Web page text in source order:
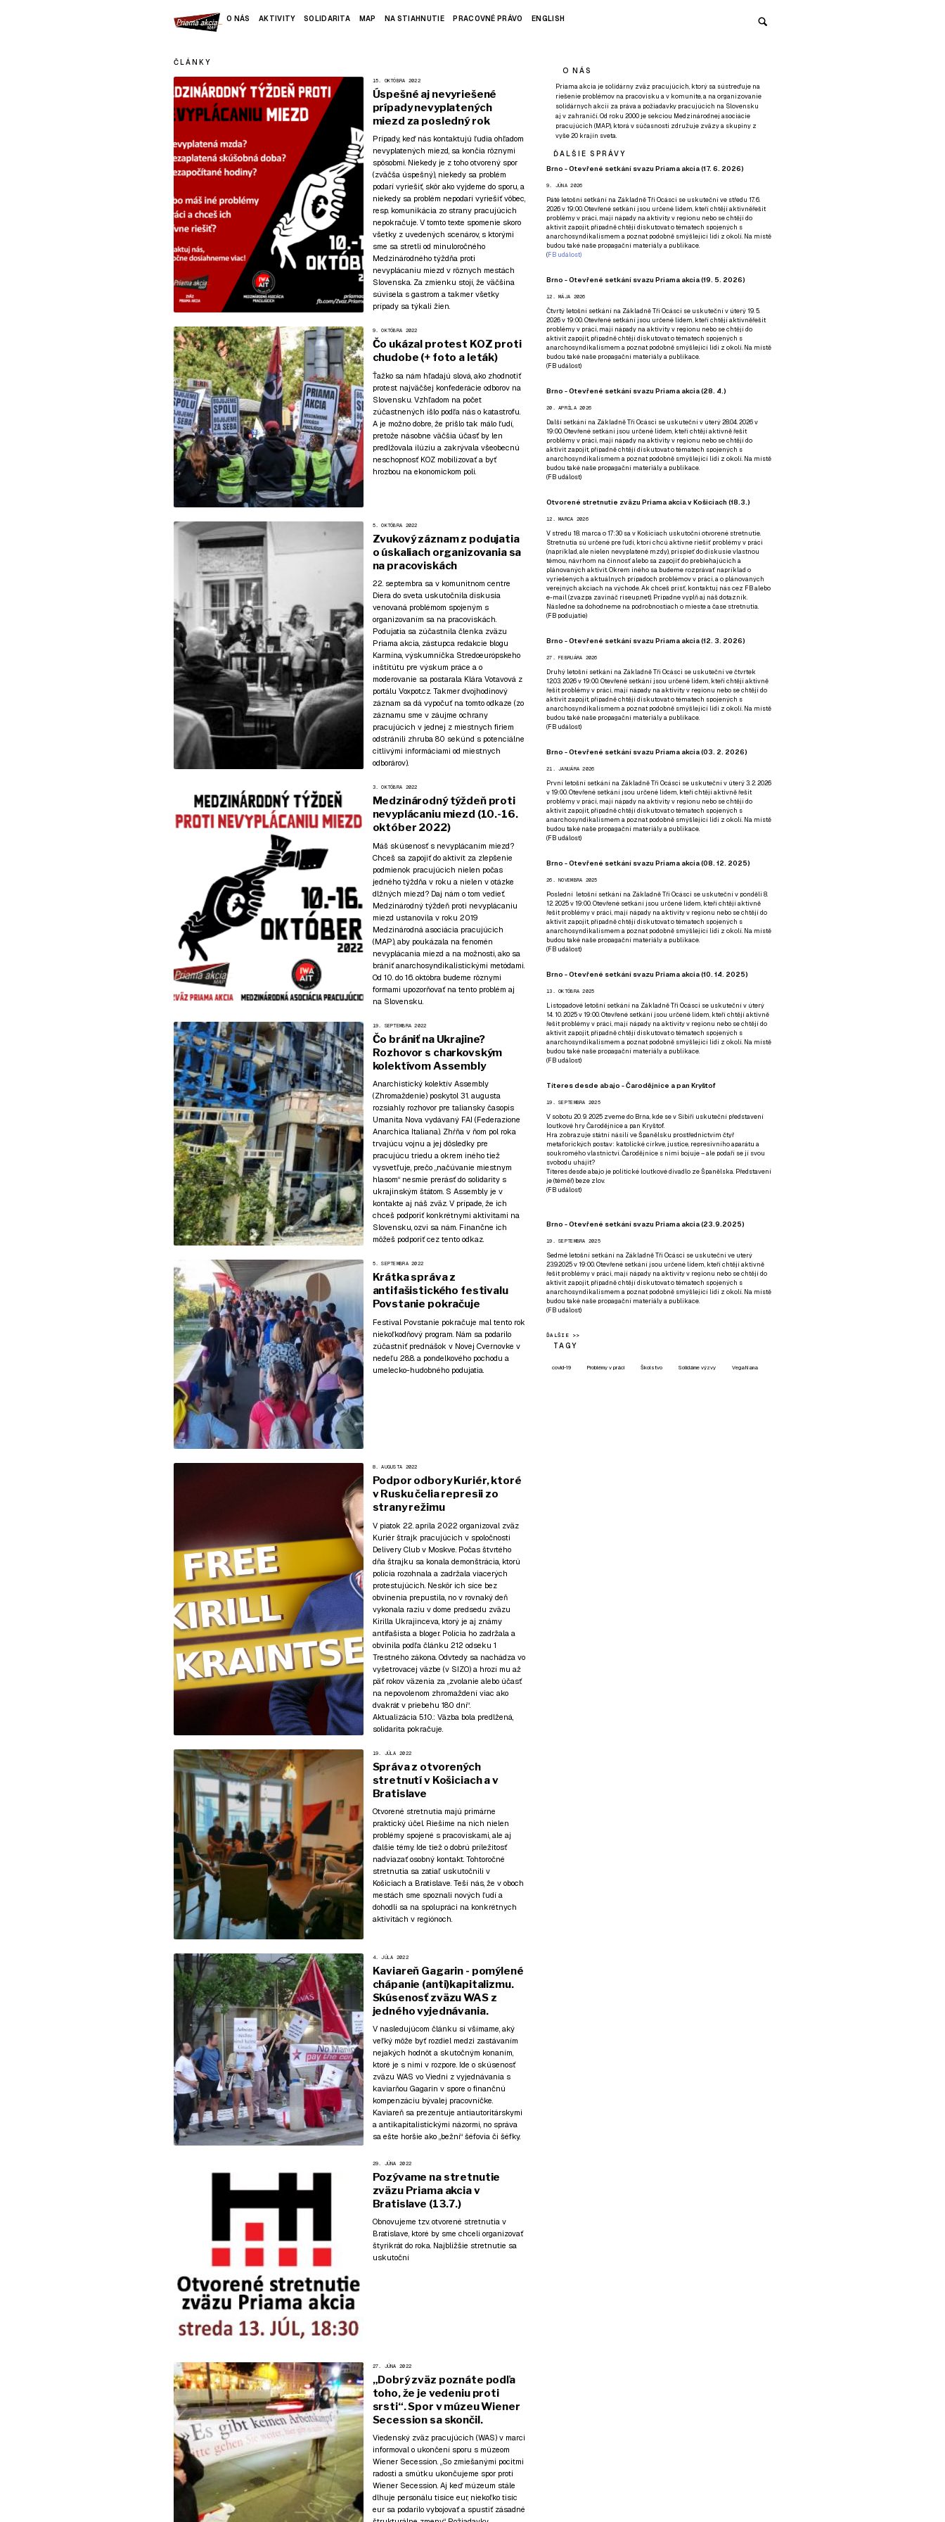
O NÁS AKTIVITY SOLIDARITA MAP NA STIAHNUTIE PRACOVNÉ PRÁVO ENGLISH
ČLÁNKY
15. OKTÓBRA 2022
Úspešné aj nevyriešené
prípady nevyplatených
miezd za posledný rok
Prípady, keď nás kontaktujú ľudia ohľadom
nevyplatených miezd, sa končia rôznymi
spôsobmi. Niekedy je z toho otvorený spor
(zväčša úspešný), niekedy sa problém
podarí vyriešiť, skôr ako vyjdeme do sporu, a
niekedy sa problém nepodarí vyriešiť vôbec,
resp. komunikácia zo strany pracujúcich
nepokračuje. V tomto texte spomenie skoro
všetky z uvedených scenárov, s ktorými
sme sa stretli od minuloročného
Medzinárodného týždňa proti
nevyplácaniu miezd v rôznych mestách
Slovenska. Za zmienku stojí, že väčšina
súvisela s gastrom a takmer všetky
prípady sa týkali žien.
9. OKTÓBRA 2022
Čo ukázal protest KOZ proti
chudobe (+ foto a leták)
Ťažko sa nám hľadajú slová, ako zhodnotiť
protest najväčšej konfederácie odborov na
Slovensku. Vzhľadom na počet
zúčastnených išlo podľa nás o katastrofu.
A je možno dobre, že prišlo tak málo ľudí,
pretože násobne väčšia účasť by len
predlžovala ilúziu a zakrývala všeobecnú
neschopnosť KOZ mobilizovať a byť
hrozbou na ekonomickom poli.
5. OKTÓBRA 2022
Zvukový záznam z podujatia
o úskaliach organizovania sa
na pracoviskách
22. septembra sa v komunitnom centre
Diera do sveta uskutočnila diskusia
venovaná problémom spojeným s
organizovaním sa na pracoviskách.
Podujatia sa zúčastnila členka zväzu
Priama akcia, zástupca redakcie blogu
Karmína, výskumníčka Stredoeurópskeho
inštitútu pre výskum práce a o
moderovanie sa postarala Klára Votavová z
portálu Voxpot.cz. Takmer dvojhodinový
záznam sa dá vypočuť na tomto odkaze (zo
záznamu sme v záujme ochrany
pracujúcich v jednej z miestnych firiem
odstránili zhruba 80 sekúnd s potenciálne
citlivými informáciami od miestnych
odborárov).
3. OKTÓBRA 2022
Medzinárodný týždeň proti
nevyplácaniu miezd (10.-16.
október 2022)
Máš skúsenosť s nevyplácaním miezd?
Chceš sa zapojiť do aktivít za zlepšenie
podmienok pracujúcich nielen počas
jedného týždňa v roku a nielen v otázke
dlžných miezd? Daj nám o tom vedieť.
Medzinárodný týždeň proti nevyplácaniu
miezd ustanovila v roku 2019
Medzinárodná asociácia pracujúcich
(MAP), aby poukázala na fenomén
nevyplácania miezd a na možnosti, ako sa
brániť anarchosyndikalistickými metódami.
Od 10. do 16. októbra budeme rôznymi
formami upozorňovať na tento problém aj
na Slovensku.
19. SEPTEMBRA 2022
Čo brániť na Ukrajine?
Rozhovor s charkovským
kolektívom Assembly
Anarchistický kolektív Assembly
(Zhromaždenie) poskytol 31. augusta
rozsiahly rozhovor pre taliansky časopis
Umanita Novavydávaný FAI (Federazione
Anarchica Italiana). Zhŕňa v ňom pol roka
trvajúcu vojnu a jej dôsledky pre
pracujúcu triedu a okrem iného tiež
vysvetľuje, prečo „načúvanie miestnym
hlasom“ nesmie prerásť do solidarity s
ukrajinským štátom. S Assembly je v
kontakte aj náš zväz. V prípade, že ich
chceš podporiť konkrétnymi aktivitami na
Slovensku, ozvi sa nám. Finančne ich
môžeš podporiťcez tento odkaz.
5. SEPTEMBRA 2022
Krátka správa z
antifašistického festivalu
Povstanie pokračuje
Festival Povstanie pokračuje mal tento rok
niekoľkodňový program . Nám sa podarilo
zúčastniť prednášok v Novej Cvernovke v
nedeľu 28.8. a pondelkového pochodu a
umelecko-hudobného podujatia.
8. AUGUSTA 2022
Podpor odbory Kuriér, ktoré
v Rusku čelia represii zo
strany režimu
V piatok 22. apríla 2022 organizoval zväz
Kuriér štrajk pracujúcich v spoločnosti
Delivery Club v Moskve. Počas štvrtého
dňa štrajku sa konala demonštrácia, ktorú
polícia rozohnala a zadržala viacerých
protestujúcich. Neskôr ich síce bez
obvinenia prepustila, no v rovnaký deň
vykonala raziu v dome predsedu zväzu
Kirilla Ukrajinceva, ktorý je aj známy
antifašista a bloger. Polícia ho zadržala a
obvinila podľa článku 212 odseku 1
Trestného zákona. Odvtedy sa nachádza vo
vyšetrovacej väzbe (v SIZO) a hrozí mu až
päť rokov väzenia za „zvolanie alebo účasť
na nepovolenom zhromaždení viac ako
dvakrát v priebehu 180 dní“.
Aktualizácia 5.10.: Väzba bola predlžená,
solidarita pokračuje.
19. JÚLA 2022
Správa z otvorených
stretnutí v Košiciach a v
Bratislave
Otvorené stretnutia majú primárne
praktický účel. Riešime na nich nielen
problémy spojené s pracoviskami, ale aj
ďalšie témy. Ide tiež o dobrú príležitosť
nadviazať osobný kontakt. Tohtoročné
stretnutia sa zatiaľ uskutočnili v
Košiciach a Bratislave. Teší nás, že v oboch
mestách sme spoznali nových ľudí a
dohodli sa na spolupráci na konkrétnych
aktivitách v regiónoch.
4. JÚLA 2022
Kaviareň Gagarin - pomýlené
chápanie (anti)kapitalizmu.
Skúsenosť zväzu WAS z
jedného vyjednávania.
V nasledujúcom článku si všímame, aký
veľký môže byť rozdiel medzi zastávaním
nejakých hodnôt a skutočným konaním,
ktoré je s nimi v rozpore. Ide o skúsenosť
zväzu WAS vo Viedni z vyjednávania s
kaviarňou Gagarin v spore o finančnú
kompenzáciu bývalej pracovníčke.
Kaviareň sa prezentuje antiautoritárskymi
a antikapitalistickými názormi, no správa
sa ešte horšie ako „bežní“ šéfovia či šéfky.
29. JÚNA 2022
Pozývame na stretnutie
zväzu Priama akcia v
Bratislave (13.7.)
Obnovujeme tzv. otvorené stretnutia v
Bratislave, ktoré by sme chceli organizovať
štyrikrát do roka. Najbližšie stretnutie sa
uskutoční
27. JÚNA 2022
„Dobrý zväz poznáte podľa
toho, že je vedeniu proti
srsti“. Spor v múzeu Wiener
Secession sa skončil.
Viedenský zväz pracujúcich (WAS) v marci
informoval o ukončení sporu s múzeom
Wiener Secession. „So zmiešanými pocitmi
radosti a smútku ukončujeme spor proti
Wiener Secession. Aj keď múzeum stále
dlhuje personálu tisíce eur, niekoľko tisíc
eur sa podarilo vybojovať a spustiť zásadné
O NÁS
Priama akcia je solidárny zväz pracujúcich, ktorý sa sústreďuje na
riešenie problémov na pracovisku a v komunite, a na organizovanie
solidárnych akcií za práva a požiadavky pracujúcich na Slovensku
aj v zahraničí. Od roku 2000 je sekciou Medzinárodnej asociácie
pracujúcich (MAP), ktorá v súčasnosti združuje zväzy a skupiny z
vyše 20 krajín sveta.
ĎALŠIE SPRÁVY
Brno - Otevřené setkání svazu Priama akcia (17. 6. 2026)
9. JÚNA 2026
Páté letošní setkání na Základně Tři Ocásci se uskuteční ve středu 17. 6.
2026 v 19:00. Otevřené setkání jsou určené lidem, kteří chtějí aktivněřešit
problémy v práci, mají nápady na aktivity v regionu nebo se chtějí do
aktivit zapojit, případně chtějí diskutovat o tématech spojených s
anarchosyndikalismem a poznat podobně smýšlející lidi z okolí. Na místě
budou také naše propagační materiály a publikace.
(FB událost)
Brno - Otevřené setkání svazu Priama akcia (19. 5. 2026)
12. MÁJA 2026
Čtvrtý letošní setkání na Základně Tři Ocásci se uskuteční v úterý 19. 5.
2026 v 19:00. Otevřené setkání jsou určené lidem, kteří chtějí aktivněřešit
problémy v práci, mají nápady na aktivity v regionu nebo se chtějí do
aktivit zapojit, případně chtějí diskutovat o tématech spojených s
anarchosyndikalismem a poznat podobně smýšlející lidi z okolí. Na místě
budou také naše propagační materiály a publikace.
(FB událost)
Brno - Otevřené setkání svazu Priama akcia (28. 4.)
20. APRÍLA 2026
Další setkání na Základně Tři Ocásci se uskuteční v úterý 28.04. 2026 v
19:00. Otevřené setkání jsou určené lidem, kteří chtějí aktivně řešit
problémy v práci, mají nápady na aktivity v regionu nebo se chtějí do
aktivit zapojit, případně chtějí diskutovat o tématech spojených s
anarchosyndikalismem a poznat podobně smýšlející lidi z okolí. Na místě
budou také naše propagační materiály a publikace.
(FB událost)
Otvorené stretnutie zväzu Priama akcia v Košiciach (18.3.)
12. MARCA 2026
V stredu 18. marca o 17:30 sa v Košiciach uskutoční otvorené stretnutie.
Stretnutia sú určené pre ľudí, ktorí chcú aktívne riešiť problémy v práci
(napríklad, ale nielen nevyplatené mzdy), prispieť do diskusie vlastnou
témou, návrhom na činnosť alebo sa zapojiť do prebiehajúcich a
plánovaných aktivít. Okrem iného sa budeme rozprávať napríklad o
vyriešených a aktuálnych prípadoch problémov v práci, a o plánovaných
verejných akciach na východe. Ak chceš prísť, kontaktuj nás cez FBalebo
e-mail (zvazpa zavináč riseup.net). Prípadnevyplň aj náš dotazník.
Následne sa dohodneme na podrobnostiach o mieste a čase stretnutia.
(FB podujatie)
Brno - Otevřené setkání svazu Priama akcia (12. 3. 2026)
27. FEBRUÁRA 2026
Druhý letošní setkání na Základně Tři Ocásci se uskuteční ve čtvrtek
12.03. 2026 v 19:00. Otevřené setkání jsou určené lidem, kteří chtějí aktivně
řešit problémy v práci, mají nápady na aktivity v regionu nebo se chtějí do
aktivit zapojit, případně chtějí diskutovat o tématech spojených s
anarchosyndikalismem a poznat podobně smýšlející lidi z okolí. Na místě
budou také naše propagační materiály a publikace.
(FB událost)
Brno - Otevřené setkání svazu Priama akcia (03. 2. 2026)
21. JANUÁRA 2026
První letošní setkání na Základně Tři Ocásci se uskuteční v úterý 3. 2. 2026
v 19:00. Otevřené setkání jsou určené lidem, kteří chtějí aktivně řešit
problémy v práci, mají nápady na aktivity v regionu nebo se chtějí do
aktivit zapojit, případně chtějí diskutovat o tématech spojených s
anarchosyndikalismem a poznat podobně smýšlející lidi z okolí. Na místě
budou také naše propagační materiály a publikace.
(FB událost)
Brno - Otevřené setkání svazu Priama akcia (08. 12. 2025)
26. NOVEMBRA 2025
Poslední letošní setkání na Základně Tři Ocásci se uskuteční v ponděli 8.
12. 2025 v 19:00. Otevřené setkání jsou určené lidem, kteří chtějí aktivně
řešit problémy v práci, mají nápady na aktivity v regionu nebo se chtějí do
aktivit zapojit, případně chtějí diskutovat o tématech spojených s
anarchosyndikalismem a poznat podobně smýšlející lidi z okolí. Na místě
budou také naše propagační materiály a publikace.
(FB událost)
Brno - Otevřené setkání svazu Priama akcia (10. 14. 2025)
13. OKTÓBRA 2025
Listopadové letošní setkání na Základně Tři Ocásci se uskuteční v úterý
14. 10. 2025 v 19:00. Otevřené setkání jsou určené lidem, kteří chtějí aktivně
řešit problémy v práci, mají nápady na aktivity v regionu nebo se chtějí do
aktivit zapojit, případně chtějí diskutovat o tématech spojených s
anarchosyndikalismem a poznat podobně smýšlející lidi z okolí. Na místě
budou také naše propagační materiály a publikace.
(FB událost)
Títeres desde abajo - Čarodějnice a pan Kryštof
19. SEPTEMBRA 2025
V sobotu 20. 9. 2025 zveme do Brna, kde se v Sibiři uskuteční představení
loutkové hry Čarodějnice a pan Kryštof.
Hra zobrazuje státní násilí ve Španělsku prostřednictvím čtyř
metaforických postav: katolické církve, justice, represivního aparátu a
soukromého vlastnictví. Čarodějnice s nimi bojuje – ale podaří se jí svou
svobodu uhájit?
Títeres desde abajo je politické loutkové divadlo ze Španělska. Představení
je (téměř) beze zlov.
(FB událost)
Brno - Otevřené setkání svazu Priama akcia (23.9.2025)
19. SEPTEMBRA 2025
Sedmé letošní setkání na Základně Tři Ocásci se uskuteční ve uterý
23.9.2025 v 19:00. Otevřené setkání jsou určené lidem, kteří chtějí aktivně
řešit problémy v práci, mají nápady na aktivity v regionu nebo se chtějí do
aktivit zapojit, případně chtějí diskutovat o tématech spojených s
anarchosyndikalismem a poznat podobně smýšlející lidi z okolí. Na místě
budou také naše propagační materiály a publikace.
(FB událost)
ĎALŠIE >>
TAGY
covid-19 Problémy v práci Školstvo Solidárne výzvy VegaNana